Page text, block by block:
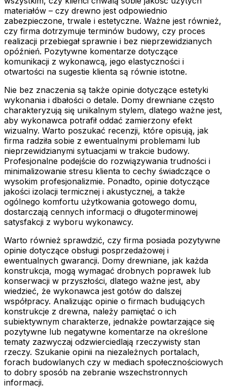
materiałów – czy drewno jest odpowiednio
zabezpieczone, trwale i estetyczne. Ważne jest również,
czy firma dotrzymuje terminów budowy, czy proces
realizacji przebiegał sprawnie i bez nieprzewidzianych
opóźnień. Pozytywne komentarze dotyczące
komunikacji z wykonawcą, jego elastyczności i
otwartości na sugestie klienta są równie istotne.
Nie bez znaczenia są także opinie dotyczące estetyki
wykonania i dbałości o detale. Domy drewniane często
charakteryzują się unikalnym stylem, dlatego ważne jest,
aby wykonawca potrafił oddać zamierzony efekt
wizualny. Warto poszukać recenzji, które opisują, jak
firma radziła sobie z ewentualnymi problemami lub
nieprzewidzianymi sytuacjami w trakcie budowy.
Profesjonalne podejście do rozwiązywania trudności i
minimalizowanie stresu klienta to cechy świadczące o
wysokim profesjonalizmie. Ponadto, opinie dotyczące
jakości izolacji termicznej i akustycznej, a także
ogólnego komfortu użytkowania gotowego domu,
dostarczają cennych informacji o długoterminowej
satysfakcji z wyboru wykonawcy.
Warto również sprawdzić, czy firma posiada pozytywne
opinie dotyczące obsługi posprzedażowej i
ewentualnych gwarancji. Domy drewniane, jak każda
konstrukcja, mogą wymagać drobnych poprawek lub
konserwacji w przyszłości, dlatego ważne jest, aby
wiedzieć, że wykonawca jest gotów do dalszej
współpracy. Analizując opinie o firmach budujących
konstrukcje z drewna, należy pamiętać o ich
subiektywnym charakterze, jednakże powtarzające się
pozytywne lub negatywne komentarze na określone
tematy zazwyczaj odzwierciedlają rzeczywisty stan
rzeczy. Szukanie opinii na niezależnych portalach,
forach budowlanych czy w mediach społecznościowych
to dobry sposób na zebranie wszechstronnych
informacji.